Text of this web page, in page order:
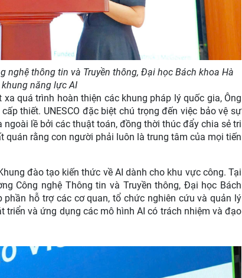
nghệ thông tin và Truyền thông, Đại học Bách khoa Hà
năng lực AI
quá trình hoàn thiện các khung pháp lý quốc gia, Ông
thiết. UNESCO đặc biệt chú trọng đến việc bảo vệ sự
lề bởi các thuật toán, đồng thời thúc đẩy chia sẻ tri
rằng con người phải luôn là trung tâm của mọi tiến
đào tạo kiến thức về AI dành cho khu vực công. Tại
Công nghệ Thông tin và Truyền thông, Đại học Bách
hỗ trợ các cơ quan, tổ chức nghiên cứu và quản lý
triển và ứng dụng các mô hình AI có trách nhiệm và đạo